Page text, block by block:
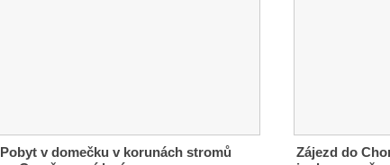
Pobyt v domečku v korunách stromů
Zájezd do